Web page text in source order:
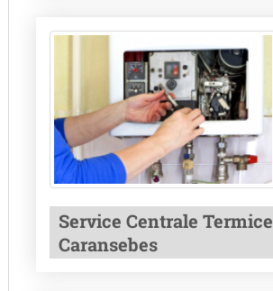
Service Centrale Termice
Caransebes